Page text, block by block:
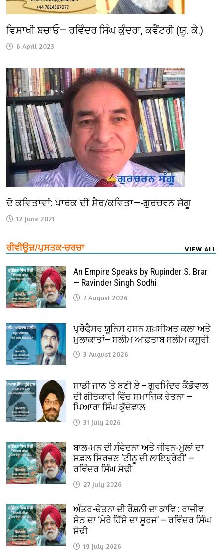
ਵਿਸਾਖੀ ਬਚਾਓ— ਰਵਿੰਦਰ ਸਿੰਘ ਕੁੰਦਰਾ, ਕਵੈਂਟਰੀ (ਯੂ. ਕੇ.)
6 April 2023
ਦੋ ਕਵਿਤਾਵਾਂ: ਪਾਰਕ ਦੀ ਸੈਰ/ਕਵਿਤਾ—-ਗੁਰਚਰਨ ਸੱਗੂ
12 June 2021
ਰੀਵੀਊਜ਼/ਪੁਸਤਕ-ਚਰਚਾ VIEW ALL
An Empire Speaks by Rupinder S. Brar
— Ravinder Singh Sodhi
7 August 2026
ਪ੍ਰੋਫੈ਼ਸਰ ਯੂਨਿਸ ਹਸਨ ਸ਼ਖ਼ਸੀਅਤ ਕਲਾ ਅਤੇ
ਮੁਲਾਕਾਤਾਂ— ਸਲੀਮ ਆਫ਼ਤਾਬ ਸਲੀਮ ਕਸੂਰੀ
3 August 2026
ਸਾਡੀ ਜਾਨ ‘ਤੇ ਬਣੀ ਏ – ਗੁਰਮਿੰਦਰ ਕੈਂਡੋਵਾਲ
ਦੀ ਗੀਤਕਾਰੀ ਵਿੱਚ ਸਮਾਜਿਕ ਚੇਤਨਾ —
ਪਿਆਰਾ ਸਿੰਘ ਕੁੱਦੋਵਾਲ
31 July 2026
ਬਾਲ-ਮਨ ਦੀ ਸੰਵੇਦਨਾ ਅਤੇ ਜੀਵਨ-ਮੁੱਲਾਂ ਦਾ
ਸਫ਼ਲ ਸਿਰਜਣ ‘ਟੀਨੂ ਦੀ ਲਾਇਬ੍ਰੇਰੀ’ —
ਰਵਿੰਦਰ ਸਿੰਘ ਸੋਢੀ
27 July 2026
ਅੰਤਰ-ਚੇਤਨਾ ਦੀ ਰੌਸ਼ਨੀ ਦਾ ਕਾਵਿ : ਰਾਜੀਵ
ਸੇਠ ਦਾ ‘ਮੇਰੇ ਹਿੱਸੇ ਦਾ ਸੂਰਜ’ — ਰਵਿੰਦਰ ਸਿੰਘ
ਸੋਢੀ
19 July 2026